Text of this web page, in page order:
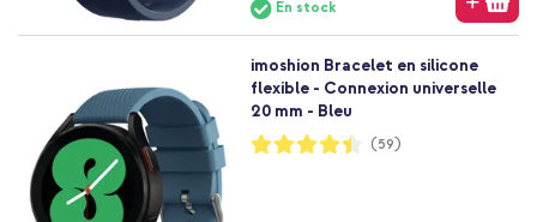
En stock
imoshion Bracelet en silicone
flexible - Connexion universelle
20 mm - Bleu
Notation:
89%
(59)